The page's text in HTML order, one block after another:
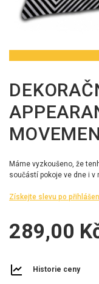
Máme vyzkoušeno, že
součástí pokoje ve dne i v
Získejte slevu po
289,00
Historie ceny